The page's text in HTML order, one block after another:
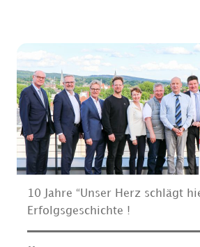
10 Jahre “Unser Herz schlägt
Erfolgsgeschichte !